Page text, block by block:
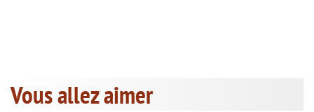
Vous allez aimer